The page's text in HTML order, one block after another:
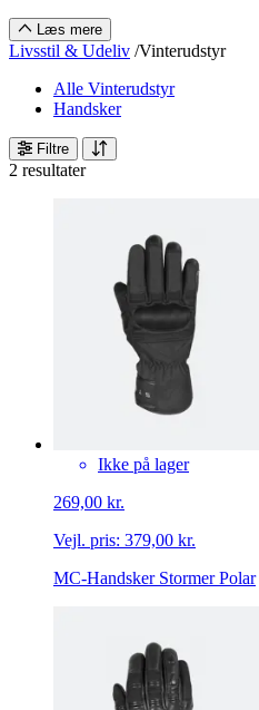
Læs mere
Livsstil & Udeliv /Vinterudstyr
Alle Vinterudstyr
Handsker
Filtre
2 resultater
Ikke på lager
269,00 kr.
Vejl. pris: 379,00 kr.
MC-Handsker Stormer Polar